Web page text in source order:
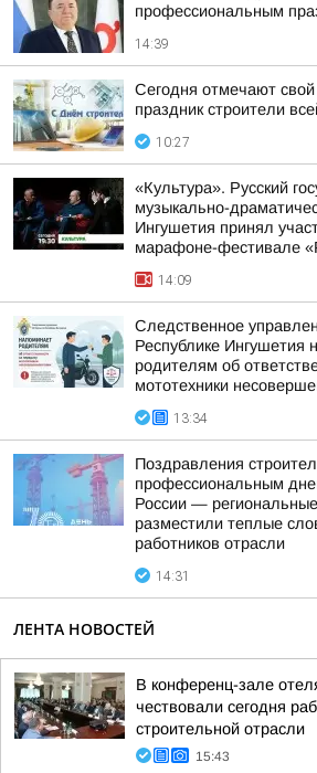
профессиональным
14:39
Сегодня отмечают
праздник строители
10:27
«Культура». Русский
музыкально-
Ингушетия принял
марафоне-фестивале
14:09
Следственное
Республике Ингушетия
родителям об
мототехники
13:34
Поздравления
профессиональным
России —
разместили теплые
работников отрасли
14:31
ЛЕНТА НОВОСТЕЙ
В конференц-зале
чествовали сегодня
строительной отрасли
15:43